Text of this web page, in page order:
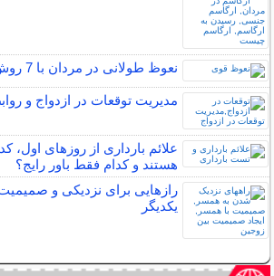
نعوظ طولانی در مردان با 7 روش موثر
مدیریت توقعات در ازدواج و
علائم بارداری از روزهای اول،
هستند و کدام فقط باور رایج؟
رازهایی برای نزدیکی و
یکدیگر